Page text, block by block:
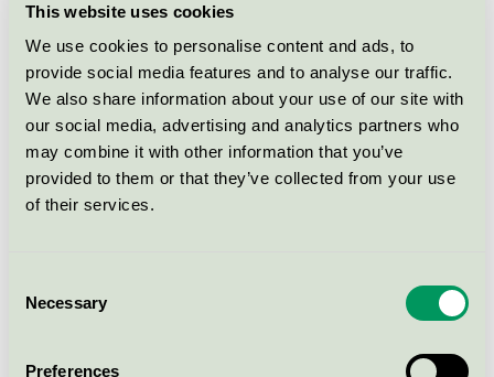
This website uses cookies
We use cookies to personalise content and ads, to
provide social media features and to analyse our traffic.
We also share information about your use of our site with
our social media, advertising and analytics partners who
may combine it with other information that you’ve
provided to them or that they’ve collected from your use
of their services.
Selection
Necessary
Preferences
användning
Trust, 5 l
Svanen / Gipeco / Rengöringsmedel för textila golv
för professionell användning
Allrent Impregneringsvätska,
Prox grovrent, 200 l